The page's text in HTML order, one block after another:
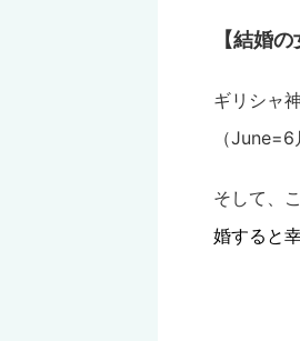
【結婚
ギリシャ
（
そして、
婚すると